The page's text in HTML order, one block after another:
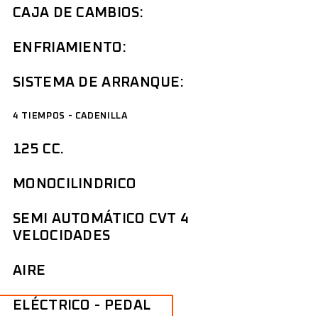
CAJA DE CAMBIOS:
ENFRIAMIENTO:
SISTEMA DE ARRANQUE:
4 TIEMPOS - CADENILLA
125 CC.
MONOCILINDRICO
SEMI AUTOMÁTICO CVT 4
VELOCIDADES
AIRE
ELÉCTRICO - PEDAL